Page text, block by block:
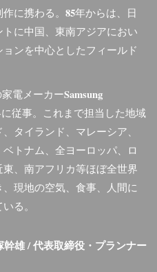
に携わる。85年からは、日
に中国、東南アジアにおい
ンを中心としたフィールド
電メーカーSamsung
従事。これまで担当した地域
タイランド、マレーシア、
トナム、全ヨーロッパ、ロ
、南アフリカ等ほぼ全世界
現地の空気、食事、人間に
る。
幹雄 / 代表取締役・プランナー